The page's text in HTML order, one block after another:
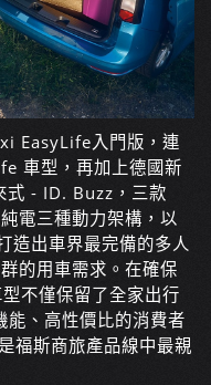
EasyLife入門版，連
車型，再加上德國新
- ID. Buzz，三款
電三種動力架構，以
造出車界最完備的多人
的用車需求。在確保
不僅保留了全家出行
能、高性價比的消費者
福斯商旅產品線中最親